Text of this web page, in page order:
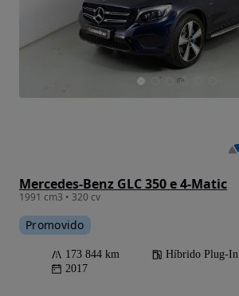
Mercedes-Benz GLC 350 e 4-Matic
1991 cm3 • 320 cv
Promovido
173 844 km Híbrido Plug-In
2017